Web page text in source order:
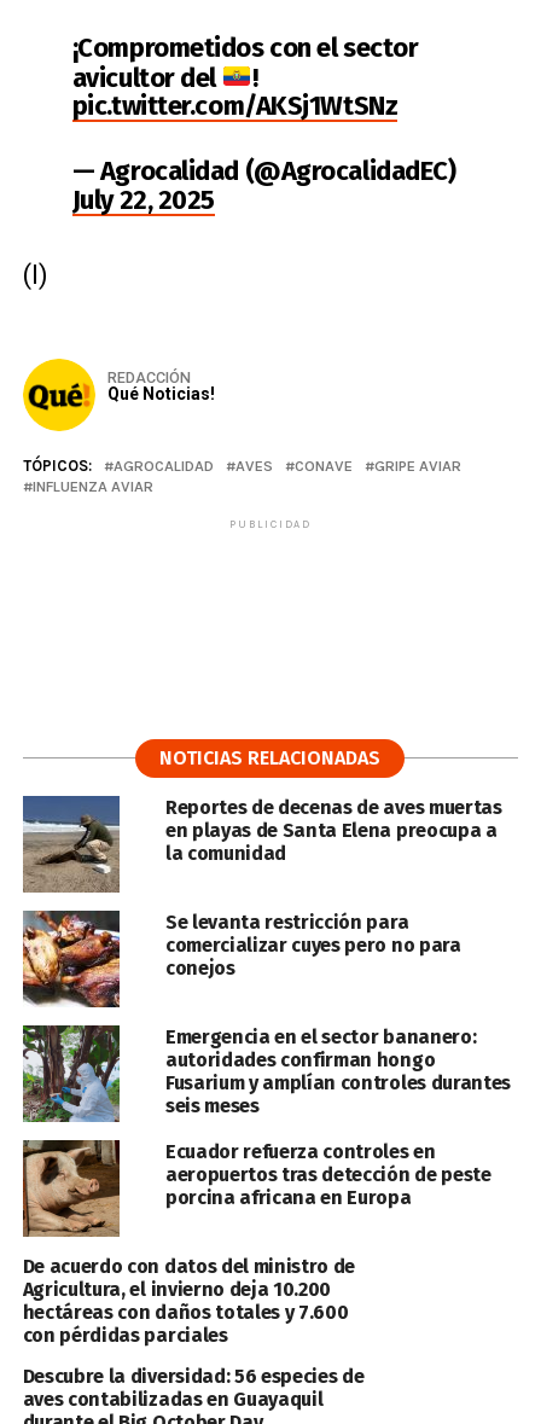
¡Comprometidos con el sector
avicultor del
!
pic.twitter.com/AKSj1WtSNz
— Agrocalidad (@AgrocalidadEC)
July 22, 2025
(I)
REDACCIÓN
Qué Noticias!
TÓPICOS: AGROCALIDAD AVES CONAVE
GRIPE AVIAR
INFLUENZA AVIAR
PUBLICIDAD
NOTICIAS RELACIONADAS
Reportes de decenas de aves muertas
en playas de Santa Elena preocupa a
la comunidad
Se levanta restricción para
comercializar cuyes pero no para
conejos
Emergencia en el sector bananero:
autoridades confirman hongo
Fusarium y amplían controles durantes
seis meses
Ecuador refuerza controles en
aeropuertos tras detección de peste
porcina africana en Europa
De acuerdo con datos del ministro de
Agricultura, el invierno deja 10.200
hectáreas con daños totales y 7.600
con pérdidas parciales
Descubre la diversidad: 56 especies de
aves contabilizadas en Guayaquil